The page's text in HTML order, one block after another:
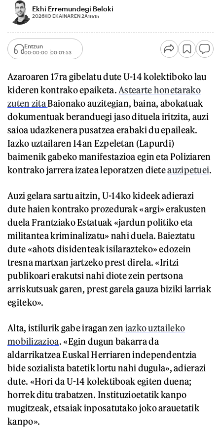
Ekhi Erremundegi Beloki
2026KO EKAINAREN 2A16:15
Entzun
00:00:00 00:01:53
Azaroaren 17ra gibelatu dute U-14 kolektiboko lau
kideren kontrako epaiketa. Astearte honetarako
zuten zitaBaionako auzitegian, baina, abokatuak
dokumentuak beranduegi jaso dituela iritzita, auzi
saioa udazkenera pusatzea erabaki du epaileak.
Iazko uztailaren 14an Ezpeletan (Lapurdi)
baimenik gabeko manifestazioa egin eta Poliziaren
kontrako jarrera izatea leporatzen dieteauzipetuei.
Auzi gelara sartu aitzin, U-14ko kideek adierazi
dute haien kontrako prozedurak «argi» erakusten
duela Frantziako Estatuak «jardun politiko eta
militantea kriminalizatu» nahi duela. Baieztatu
dute «ahots disidenteak isilarazteko» edozein
tresna martxan jartzeko prest direla. «Iritzi
publikoari erakutsi nahi diote zein pertsona
arriskutsuak garen, prest garela gauza biziki larriak
egiteko».
Alta, istilurik gabe iragan zen iazko uztaileko
mobilizazioa. «Egin dugun bakarra da
aldarrikatzea Euskal Herriaren independentzia
bide sozialista batetik lortu nahi dugula», adierazi
dute. «Hori da U-14 kolektiboak egiten duena;
horrek ditu trabatzen. Instituzioetatik kanpo
mugitzeak, etsaiak inposatutako joko arauetatik
kanpo».